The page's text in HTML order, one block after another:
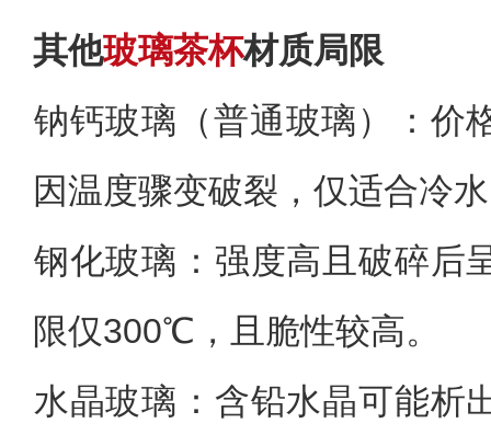
其他玻璃茶杯材质局限‌
钠钙玻璃（普通玻璃）‌：价
因温度骤变破裂，仅适合冷
钢化玻璃‌：强度高且破碎后
限仅300℃，且脆性较高。
水晶玻璃‌：含铅水晶可能析